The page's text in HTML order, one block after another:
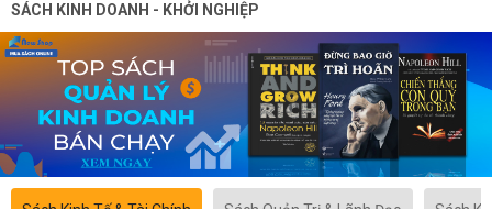
SÁCH KINH DOANH - KHỞI NGHIỆP